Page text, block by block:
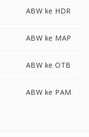
ABW ke HDR
ABW ke MAP
ABW ke OTB
ABW ke PAM